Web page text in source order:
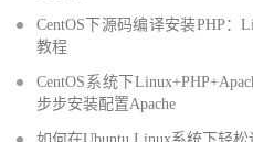
CentOS下源码编译安装PHP：
教程
CentOS系统下
步步安装配置Apache